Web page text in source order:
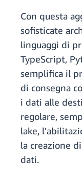
Con questa
sofisticate
linguaggi di
TypeScript,
semplifica il
di consegna
i dati alle
regolare,
lake,
la creazione
dati.